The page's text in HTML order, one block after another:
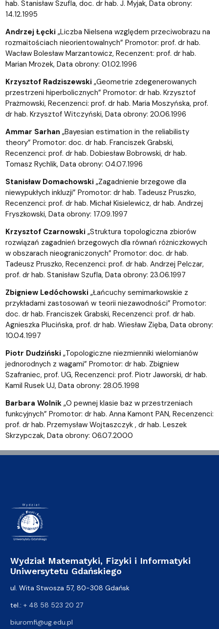
hab. Stanisław Szufla, doc. dr hab. J. Myjak, Data obrony:
14.12.1995
Andrzej Łęcki „Liczba Nielsena względem przeciwobrazu na
rozmaitościach nieorientowalnych” Promotor: prof. dr hab.
Wacław Bolesław Marzantowicz, Recenzent: prof. dr hab.
Marian Mrozek, Data obrony: 01.02.1996
Krzysztof Radziszewski „Geometrie zdegenerowanych
przestrzeni hiperbolicznych” Promotor: dr hab. Krzysztof
Prażmowski, Recenzenci: prof. dr hab. Maria Moszyńska, prof.
dr hab. Krzysztof Witczyński, Data obrony: 20.06.1996
Ammar Sarhan „Bayesian estimation in the reliabilisty
theory” Promotor: doc. dr hab. Franciszek Grabski,
Recenzenci: prof. dr hab. Dobiesław Bobrowski, dr hab.
Tomasz Rychlik, Data obrony: 04.07.1996
Stanisław Domachowski „Zagadnienie brzegowe dla
niewypukłych inkluzji” Promotor: dr hab. Tadeusz Pruszko,
Recenzenci: prof. dr hab. Michał Kisielewicz, dr hab. Andrzej
Fryszkowski, Data obrony: 17.09.1997
Krzysztof Czarnowski „Struktura topologiczna zbiorów
rozwiązań zagadnień brzegowych dla równań różniczkowych
w obszarach nieograniczonych” Promotor: doc. dr hab.
Tadeusz Pruszko, Recenzenci: prof. dr hab. Andrzej Pelczar,
prof. dr hab. Stanisław Szufla, Data obrony: 23.06.1997
Zbigniew Ledóchowski „Łańcuchy semimarkowskie z
przykładami zastosowań w teorii niezawodności” Promotor:
doc. dr hab. Franciszek Grabski, Recenzenci: prof. dr hab.
Agnieszka Plucińska, prof. dr hab. Wiesław Zięba, Data obrony:
10.04.1997
Piotr Dudziński „Topologiczne niezmienniki wielomianów
jednorodnych z wagami” Promotor: dr hab. Zbigniew
Szafraniec, prof. UG, Recenzenci: prof. Piotr Jaworski, dr hab.
Kamil Rusek UJ, Data obrony: 28.05.1998
Barbara Wolnik„O pewnej klasie baz w przestrzeniach
funkcyjnych” Promotor: dr hab. Anna Kamont PAN, Recenzenci:
prof. dr hab. Przemysław Wojtaszczyk , dr hab. Leszek
Skrzypczak, Data obrony: 06.07.2000
Wydział Matematyki, Fizyki i Informatyki
Uniwersytetu Gdańskiego
ul. Wita Stwosza 57, 80-308 Gdańsk
tel.: + 48 58 523 20 27
biuromfi@ug.edu.pl